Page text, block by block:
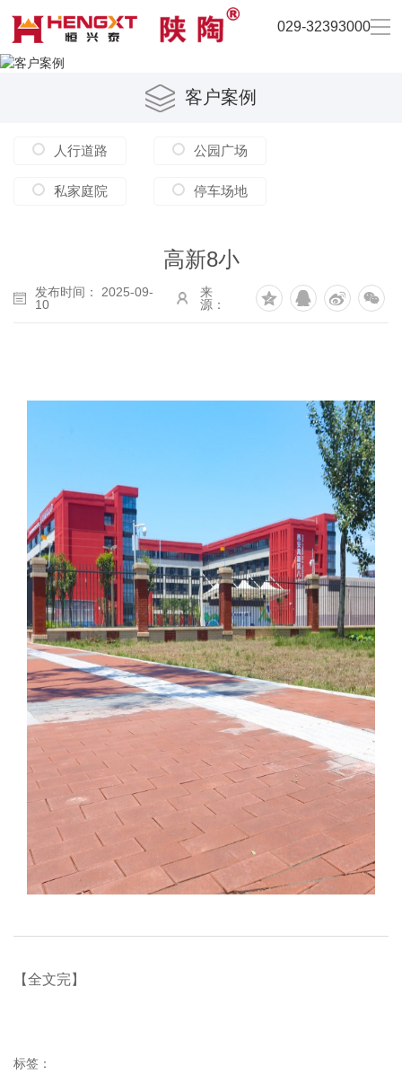
029-32393000
客户案例
人行道路 公园广场
私家庭院 停车场地
高新8小
发布时间： 2025-09-
10
来
源：
【全文完】
标签：